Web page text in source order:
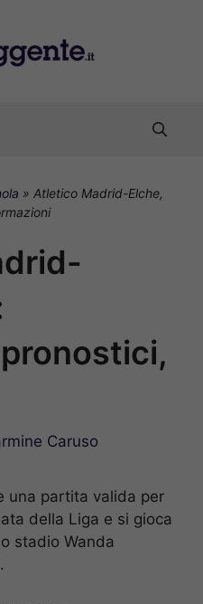
» Atletico Madrid-Elche,
Caruso
una partita valida per
della Liga e si gioca
stadio Wanda